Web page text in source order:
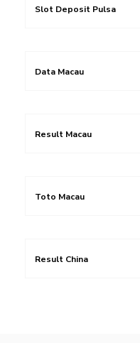
Slot Deposit Pulsa
Data Macau
Result Macau
Toto Macau
Result China